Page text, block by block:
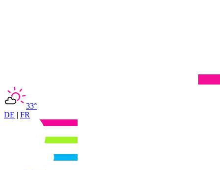
33°
DE | FR